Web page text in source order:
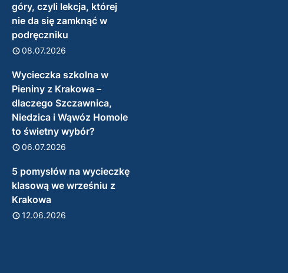
góry, czyli lekcja, której
nie da się zamknąć w
podręczniku
08.07.2026
Wycieczka szkolna w
Pieniny z Krakowa –
dlaczego Szczawnica,
Niedzica i Wąwóz Homole
to świetny wybór?
06.07.2026
5 pomysłów na wycieczkę
klasową we wrześniu z
Krakowa
12.06.2026